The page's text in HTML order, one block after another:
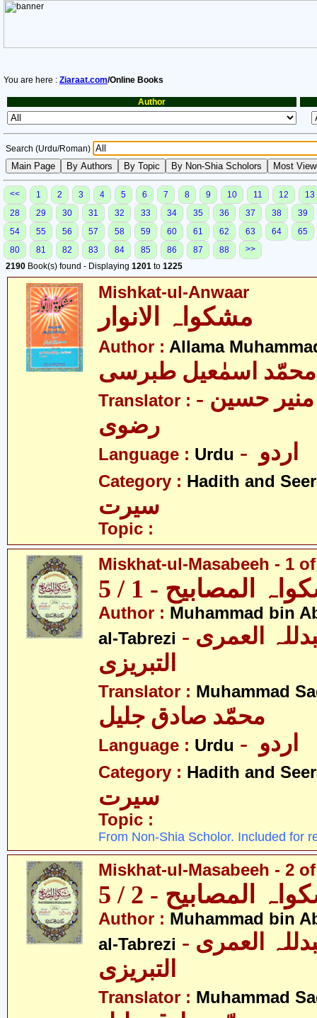
You are here : Ziaraat.com/Online Books
Author
Search (Urdu/Roman)
<< 1 2 3 4 5 6 7 8 9 10 11 12
13
28
29 30 31 32 33 34 35 36 37 38
39
54
55 56 57 58 59 60 61 62 63 64
65
80
81 82 83 84 85 86 87 88
>>
2190 Book(s) found - Displaying 1201 to 1225
Mishkat-ul-Anwaar
Author : Allama
محمّد اسمٰعیل طبرسی
Translator : - علامہ سیّد منیر حسین
رضوی
Language : Urdu
Category : Hadith and
سیرت
Topic :
Miskhat-ul-Masabeeh - 1
المصابیح - 1 / 5
Author : Muhammad bin
al-Tabrezi - محمّد بن عبدللہ العمری
التبریزی
Translator : Muhammad
محمّد صادق جلیل
Language : Urdu
Category : Hadith and
سیرت
Topic :
From Non-Shia Scholor. Included for
Miskhat-ul-Masabeeh - 2
المصابیح - 2 / 5
Author : Muhammad bin
al-Tabrezi - محمّد بن عبدللہ العمری
التبریزی
Translator : Muhammad